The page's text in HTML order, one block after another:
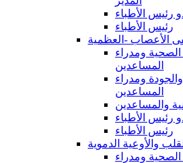
رئيس الأطباء
رئيس الأطباء
الأعصاب -العظمية
ومدراء
المساعدين
ومدراء
المساعدين
والمساعدين
رئيس الأطباء
رئيس الأطباء
والأوعية الدموية
ومدراء